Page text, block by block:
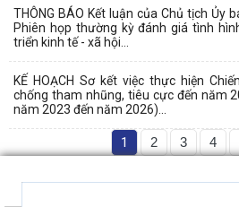
THÔNG BÁO Kết luận của Chủ tịch Ủy
Phiên họp thường kỳ đánh giá tình
triển kinh tế - xã hội...
KẾ HOẠCH Sơ kết việc thực hiện
chống tham nhũng, tiêu cực đến năm
năm 2023 đến năm 2026)...
1 2 3 4